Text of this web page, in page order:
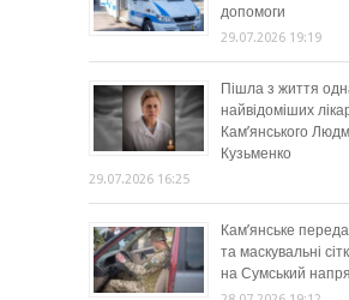
допомоги
29.07.2026 19:19
Пішла з життя
найвідоміших
Кам’янського
Кузьменко
29.07.2026 16:25
Кам’янське
та маскувальні
на Сумський